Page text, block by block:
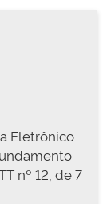
Eletrônico
nº 12, de 7